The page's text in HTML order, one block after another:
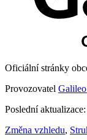
Oficiální stránky
Provozovatel
Poslední
Změna vzhledu,